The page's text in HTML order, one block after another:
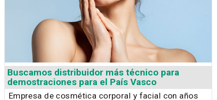
Buscamos distribuidor más técnico para
demostraciones para el País Vasco
Empresa de cosmética corporal y facial con años